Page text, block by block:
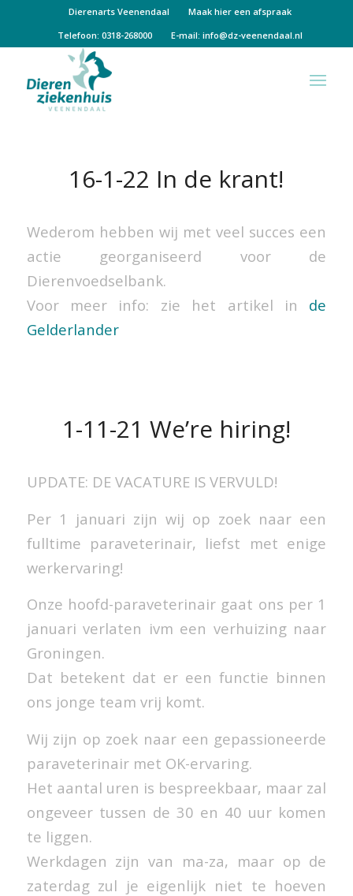
Dierenarts Veenendaal
Maak hier een afspraak
Telefoon: 0318-268000
E-mail:info@dz-veenendaal.nl
16-1-22 In de krant!
Wederom hebben wij met veel succes een
actie georganiseerd voor de
Dierenvoedselbank.
Voor meer info: zie het artikel in de
Gelderlander
1-11-21 We’re hiring!
UPDATE: DE VACATURE IS VERVULD!
Per 1 januari zijn wij op zoek naar een
fulltime paraveterinair, liefst met enige
werkervaring!
Onze hoofd-paraveterinair gaat ons per 1
januari verlaten ivm een verhuizing naar
Groningen.
Dat betekent dat er een functie binnen
ons jonge team vrij komt.
Wij zijn op zoek naar een gepassioneerde
paraveterinair met OK-ervaring.
Het aantal uren is bespreekbaar, maar zal
ongeveer tussen de 30 en 40 uur komen
te liggen.
Werkdagen zijn van ma-za, maar op de
zaterdag zul je eigenlijk niet te hoeven